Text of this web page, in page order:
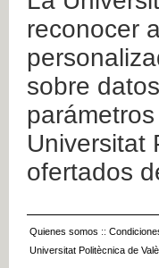
reconocer
sobre
Universitat
ofertados
Quienes somos ::
Universitat Politècnica de